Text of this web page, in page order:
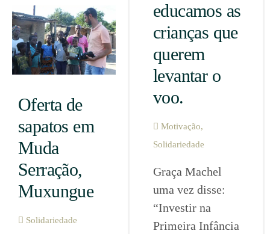
educamos as
crianças que
querem
levantar o
voo.
Motivação,
Solidariedade
Graça Machel
uma vez disse:
“Investir na
Primeira Infância
Oferta de
sapatos em
Muda
Serração,
Muxungue
Solidariedade